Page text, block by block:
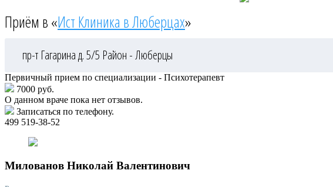
Приём в «Ист Клиника в Люберцах»
пр-т Гагарина д. 5/5 Район - Люберцы
Первичный прием по специализации - Психотерапевт
7000 руб.
О данном враче пока нет отзывов.
Записаться по телефону.
499 519-38-52
Милованов Николай Валентинович